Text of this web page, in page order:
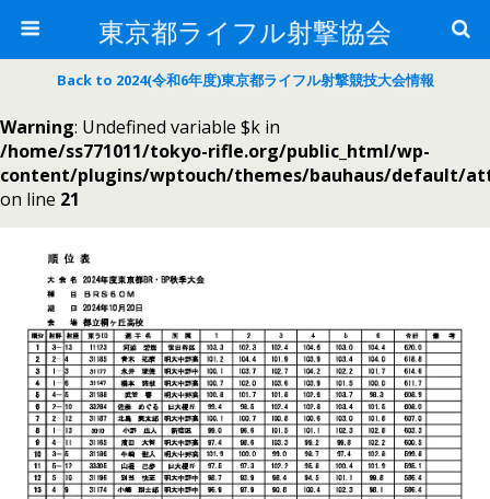
東京都ライフル射撃協会
Back to 2024(令和6年度)東京都ライフル射撃競技大会情報
Warning: Undefined variable $k in
/home/ss771011/tokyo-rifle.org/public_html/wp-
content/plugins/wptouch/themes/bauhaus/default/
on line 21